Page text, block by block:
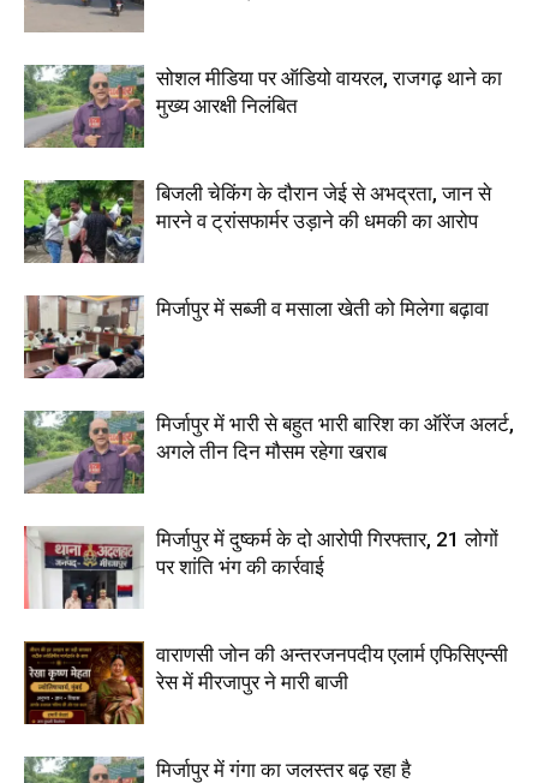
सोशल मीडिया पर ऑडियो वायरल, राजगढ़ थाने का
मुख्य आरक्षी निलंबित
बिजली चेकिंग के दौरान जेई से अभद्रता, जान से
मारने व ट्रांसफार्मर उड़ाने की धमकी का आरोप
मिर्जापुर में सब्जी व मसाला खेती को मिलेगा बढ़ावा
मिर्जापुर में भारी से बहुत भारी बारिश का ऑरेंज अलर्ट,
अगले तीन दिन मौसम रहेगा खराब
मिर्जापुर में दुष्कर्म के दो आरोपी गिरफ्तार, 21 लोगों
पर शांति भंग की कार्रवाई
वाराणसी जोन की अन्तरजनपदीय एलार्म एफिसिएन्सी
रेस में मीरजापुर ने मारी बाजी
मिर्जापुर में गंगा का जलस्तर बढ़ रहा है